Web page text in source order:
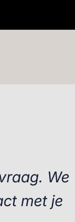
ultieme kwaliteit
We
met je